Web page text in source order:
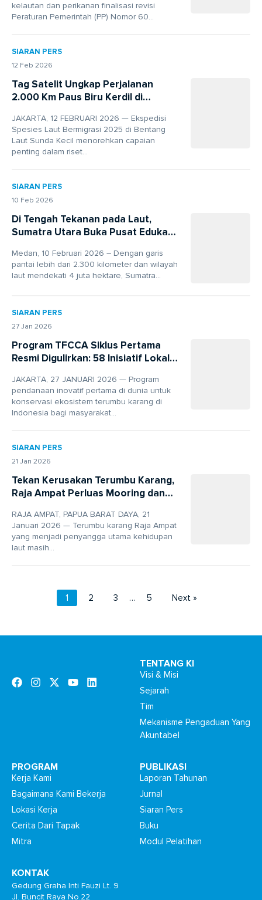
kelautan dan perikanan finalisasi revisi
Peraturan Pemerintah (PP) Nomor 60...
SIARAN PERS
12 Feb 2026
Tag Satelit Ungkap Perjalanan
2.000 Km Paus Biru Kerdil di
JAKARTA, 12 FEBRUARI 2026 — Ekspedisi
Spesies Laut Bermigrasi 2025 di Bentang
Laut Sunda Kecil menorehkan capaian
penting dalam riset...
SIARAN PERS
10 Feb 2026
Di Tengah Tekanan pada Laut,
Sumatra Utara Buka Pusat Edukasi
Medan, 10 Februari 2026 – Dengan garis
pantai lebih dari 2.300 kilometer dan wilayah
laut mendekati 4 juta hektare, Sumatra...
SIARAN PERS
27 Jan 2026
Program TFCCA Siklus Pertama
Resmi Digulirkan: 58 Inisiatif Lokal
Ekosistem Terumbu Karang
JAKARTA, 27 JANUARI 2026 — Program
pendanaan inovatif pertama di dunia untuk
konservasi ekosistem terumbu karang di
Indonesia bagi masyarakat...
SIARAN PERS
21 Jan 2026
Tekan Kerusakan Terumbu Karang,
Raja Ampat Perluas Mooring dan
RAJA AMPAT, PAPUA BARAT DAYA, 21
Januari 2026 — Terumbu karang Raja Ampat
yang menjadi penyangga utama kehidupan
laut masih...
1 2 3 … 5 Next »
TENTANG KI
Visi & Misi
Sejarah
Tim
Mekanisme Pengaduan Yang
Akuntabel
PROGRAM
Kerja Kami
Bagaimana Kami Bekerja
Lokasi Kerja
Cerita Dari Tapak
Mitra
PUBLIKASI
Laporan Tahunan
Jurnal
Siaran Pers
Buku
Modul Pelatihan
KONTAK
Gedung Graha Inti Fauzi Lt. 9
Jl. Buncit Raya No.22